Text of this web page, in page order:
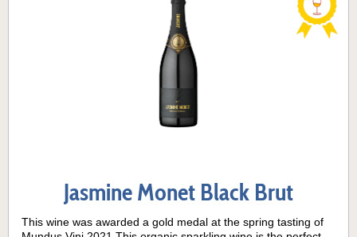
Jasmine Monet Black Brut
This wine was awarded a gold medal at the spring tasting of